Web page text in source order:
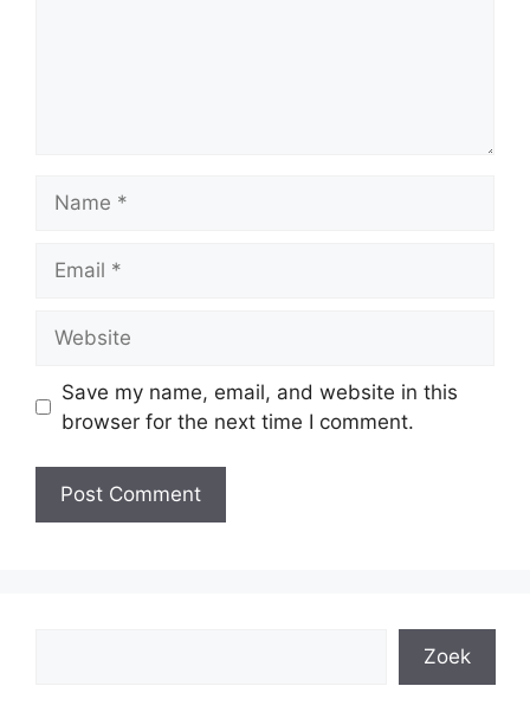
Save my name, email, and website in this
browser for the next time I comment.
Zoek